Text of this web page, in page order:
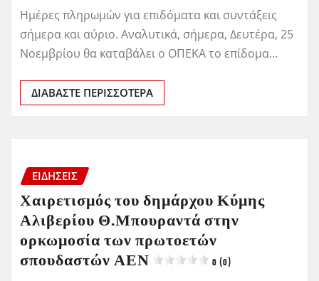
Ημέρες πληρωμών για επιδόματα και συντάξεις
σήμερα και αύριο. Αναλυτικά, σήμερα, Δευτέρα, 25
Νοεμβρίου θα καταβάλει ο ΟΠΕΚΑ το επίδομα…
ΔΙΑΒΆΣΤΕ ΠΕΡΙΣΣΌΤΕΡΑ
ΕΙΔΗΣΕΙΣ
Χαιρετισμός του δημάρχου Κύμης
Αλιβερίου Θ.Μπουραντά στην
ορκωμοσία των πρωτοετών
σπουδαστών ΑΕΝ
0 (0)